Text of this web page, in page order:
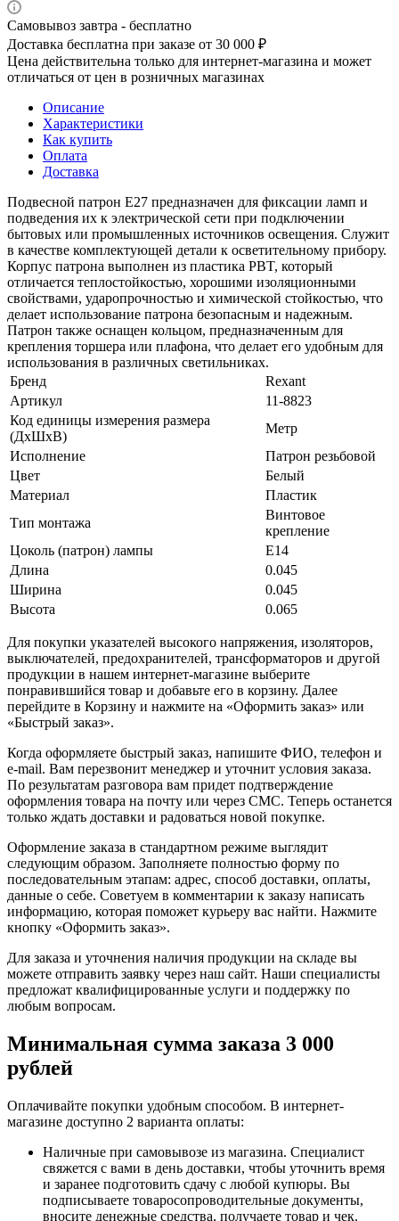
Самовывоз завтра - бесплатно
Доставка бесплатна при заказе от 30 000 ₽
Цена действительна только для интернет-магазина и может
отличаться от цен в розничных магазинах
Описание
Характеристики
Как купить
Оплата
Доставка
Подвесной патрон Е27 предназначен для фиксации ламп и
подведения их к электрической сети при подключении
бытовых или промышленных источников освещения. Служит
в качестве комплектующей детали к осветительному прибору.
Корпус патрона выполнен из пластика PBT, который
отличается теплостойкостью, хорошими изоляционными
свойствами, ударопрочностью и химической стойкостью, что
делает использование патрона безопасным и надежным.
Патрон также оснащен кольцом, предназначенным для
крепления торшера или плафона, что делает его удобным для
использования в различных светильниках.
Бренд
Rexant
Артикул
11-8823
Код единицы измерения размера
(ДхШхВ)
Метр
Исполнение
Патрон резьбовой
Цвет
Белый
Материал
Пластик
Тип монтажа
Винтовое
крепление
Цоколь (патрон) лампы
E14
Длина
0.045
Ширина
0.045
Высота
0.065
Для покупки указателей высокого напряжения, изоляторов,
выключателей, предохранителей, трансформаторов и другой
продукции в нашем интернет-магазине выберите
понравившийся товар и добавьте его в корзину. Далее
перейдите в Корзину и нажмите на «Оформить заказ» или
«Быстрый заказ».
Когда оформляете быстрый заказ, напишите ФИО, телефон и
e-mail. Вам перезвонит менеджер и уточнит условия заказа.
По результатам разговора вам придет подтверждение
оформления товара на почту или через СМС. Теперь останется
только ждать доставки и радоваться новой покупке.
Оформление заказа в стандартном режиме выглядит
следующим образом. Заполняете полностью форму по
последовательным этапам: адрес, способ доставки, оплаты,
данные о себе. Советуем в комментарии к заказу написать
информацию, которая поможет курьеру вас найти. Нажмите
кнопку «Оформить заказ».
Для заказа и уточнения наличия продукции на складе вы
можете отправить заявку через наш сайт. Наши специалисты
предложат квалифицированные услуги и поддержку по
любым вопросам.
Минимальная сумма заказа 3 000
рублей
Оплачивайте покупки удобным способом. В интернет-
магазине доступно 2 варианта оплаты:
Наличные при самовывозе из магазина. Специалист
свяжется с вами в день доставки, чтобы уточнить время
и заранее подготовить сдачу с любой купюры. Вы
подписываете товаросопроводительные документы,
вносите денежные средства, получаете товар и чек.